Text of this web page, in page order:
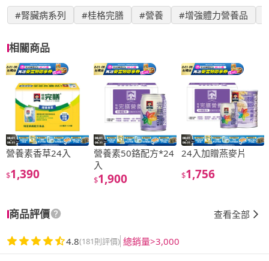
#腎臟病系列 #桂格完膳 #營養 #增強體力營養品
相關商品
營養素香草24入
$1,390
營養素50鉻配方*24
入
$1,900
24入加贈燕麥片
$1,756
商品評價 查看全部
4.8(181則評價) 總銷量>3,000